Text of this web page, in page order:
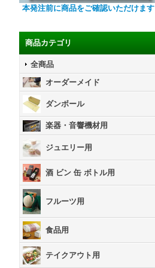
本発注前に商品をご確認いただけます
商品カテゴリ
全商品
オーダーメイド
ダンボール
楽器・音響機材用
ジュエリー用
酒 ビン 缶 ボトル用
フルーツ用
食品用
テイクアウト用